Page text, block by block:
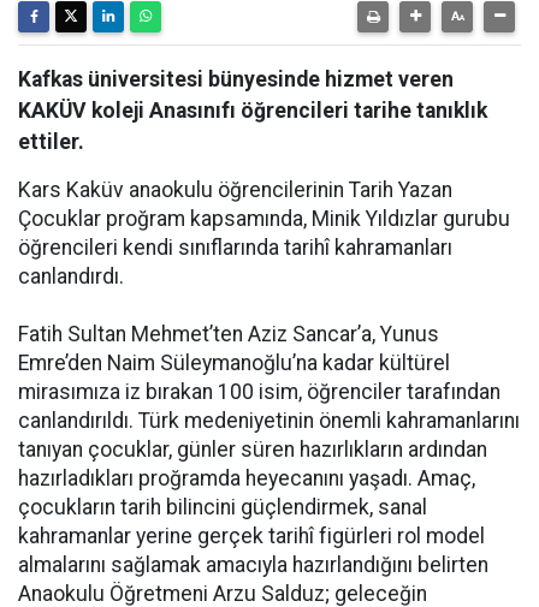
Kafkas üniversitesi bünyesinde hizmet veren
KAKÜV koleji Anasınıfı öğrencileri tarihe tanıklık
ettiler.
Kars Kaküv anaokulu öğrencilerinin Tarih Yazan
Çocuklar proğram kapsamında, Minik Yıldızlar gurubu
öğrencileri kendi sınıflarında tarihî kahramanları
canlandırdı.
Fatih Sultan Mehmet’ten Aziz Sancar’a, Yunus
Emre’den Naim Süleymanoğlu’na kadar kültürel
mirasımıza iz bırakan 100 isim, öğrenciler tarafından
canlandırıldı. Türk medeniyetinin önemli kahramanlarını
tanıyan çocuklar, günler süren hazırlıkların ardından
hazırladıkları proğramda heyecanını yaşadı. Amaç,
çocukların tarih bilincini güçlendirmek, sanal
kahramanlar yerine gerçek tarihî figürleri rol model
almalarını sağlamak amacıyla hazırlandığını belirten
Anaokulu Öğretmeni Arzu Salduz; geleceğin